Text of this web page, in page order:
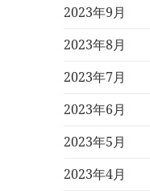
2023年9月
2023年8月
2023年7月
2023年6月
2023年5月
2023年4月